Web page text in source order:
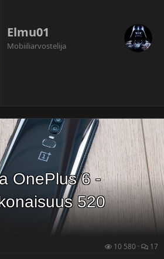
Elmu01
Mobiiliarvostelija
OnePlus 6 -
520
10 580 17